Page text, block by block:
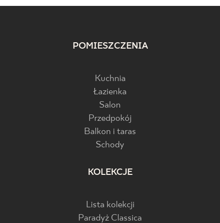
POMIESZCZENIA
Kuchnia
Łazienka
Salon
Przedpokój
Balkon i taras
Schody
KOLEKCJE
Lista kolekcji
Paradyż Classica